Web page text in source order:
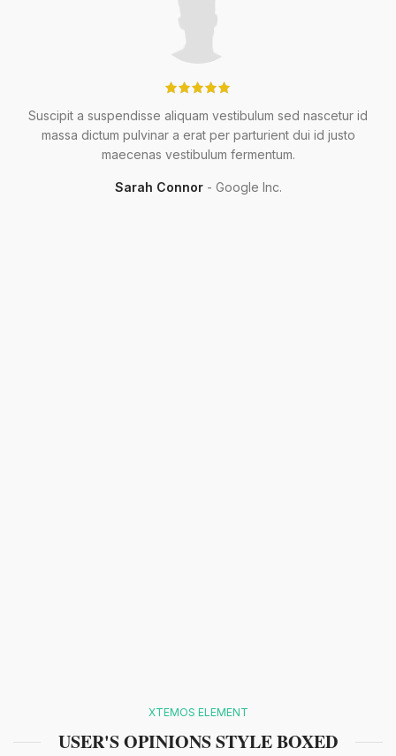
Suscipit a suspendisse aliquam vestibulum sed nascetur id
massa dictum pulvinar a erat per parturient dui id justo
maecenas vestibulum fermentum.
Sarah Connor Google Inc.
XTEMOS ELEMENT
USER'S OPINIONS STYLE BOXED